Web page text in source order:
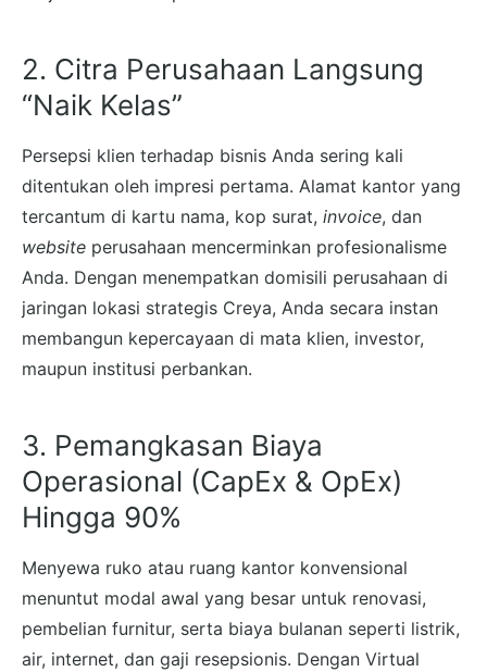
2. Citra Perusahaan Langsung
“Naik Kelas”
Persepsi klien terhadap bisnis Anda sering kali
ditentukan oleh impresi pertama. Alamat kantor yang
tercantum di kartu nama, kop surat, invoice, dan
website perusahaan mencerminkan profesionalisme
Anda. Dengan menempatkan domisili perusahaan di
jaringan lokasi strategis Creya, Anda secara instan
membangun kepercayaan di mata klien, investor,
maupun institusi perbankan.
3. Pemangkasan Biaya
Operasional (CapEx & OpEx)
Hingga 90%
Menyewa ruko atau ruang kantor konvensional
menuntut modal awal yang besar untuk renovasi,
pembelian furnitur, serta biaya bulanan seperti listrik,
air, internet, dan gaji resepsionis. Dengan Virtual